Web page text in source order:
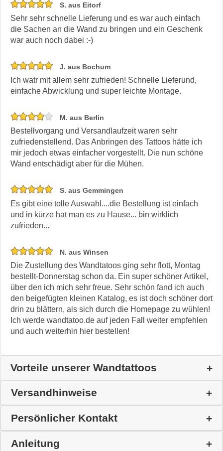
S. aus Eitorf
Sehr sehr schnelle Lieferung und es war auch einfach
die Sachen an die Wand zu bringen und ein Geschenk
war auch noch dabei :-)
J. aus Bochum
Ich watr mit allem sehr zufrieden! Schnelle Lieferund,
einfache Abwicklung und super leichte Montage.
M. aus Berlin
Bestellvorgang und Versandlaufzeit waren sehr
zufriedenstellend. Das Anbringen des Tattoos hätte ich
mir jedoch etwas einfacher vorgestellt. Die nun schöne
Wand entschädigt aber für die Mühen.
S. aus Gemmingen
Es gibt eine tolle Auswahl....die Bestellung ist einfach
und in kürze hat man es zu Hause... bin wirklich
zufrieden...
N. aus Winsen
Die Zustellung des Wandtatoos ging sehr flott, Montag
bestellt-Donnerstag schon da. Ein super schöner Artikel,
über den ich mich sehr freue. Sehr schön fand ich auch
den beigefügten kleinen Katalog, es ist doch schöner dort
drin zu blättern, als sich durch die Homepage zu wühlen!
Ich werde wandtatoo.de auf jeden Fall weiter empfehlen
und auch weiterhin hier bestellen!
Vorteile unserer Wandtattoos
Versandhinweise
Persönlicher Kontakt
Anleitung